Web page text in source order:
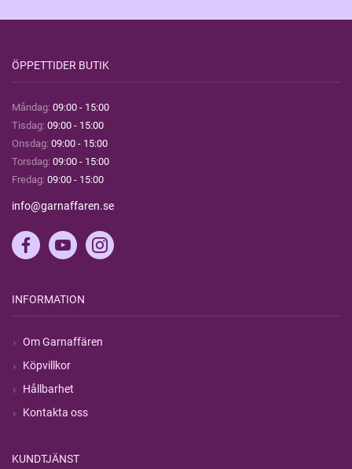
ÖPPETTIDER BUTIK
Måndag: 09:00 - 15:00
Tisdag: 09:00 - 15:00
Onsdag: 09:00 - 15:00
Torsdag: 09:00 - 15:00
Fredag: 09:00 - 15:00
info@garnaffaren.se
INFORMATION
Om Garnaffären
Köpvillkor
Hållbarhet
Kontakta oss
KUNDTJÄNST